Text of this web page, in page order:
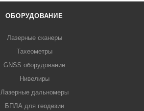
ОБОРУДОВАНИЕ
Лазерные сканеры
Тахеометры
GNSS оборудование
Нивелиры
Лазерные дальномеры
БПЛА для геодезии